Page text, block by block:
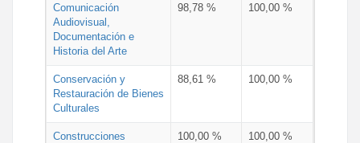
Comunicación
Audiovisual,
Documentación e
Historia del Arte
98,78 % 100,00 %
Conservación y
Restauración de Bienes
Culturales
88,61 % 100,00 %
Construcciones
100,00 % 100,00 %